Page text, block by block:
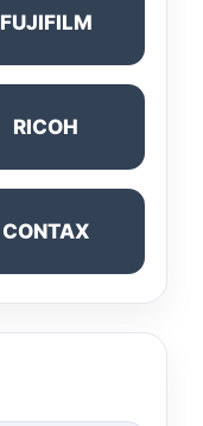
FUJIFILM
RICOH
CONTAX